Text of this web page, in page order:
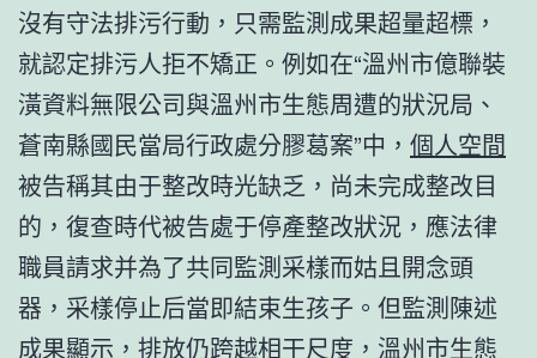
沒有守法排污行動，只需監測成果超量超標，
就認定排污人拒不矯正。例如在“溫州市億聯裝
潢資料無限公司與溫州市生態周遭的狀況局、
蒼南縣國民當局行政處分膠葛案”中， 個人空間
被告稱其由于整改時光缺乏，尚未完成整改目
的，復查時代被告處于停產整改狀況，應法律
職員請求并為了共同監測采樣而姑且開念頭
器，采樣停止后當即結束生孩子。但監測陳述
成果顯示，排放仍跨越相干尺度，溫州市生態